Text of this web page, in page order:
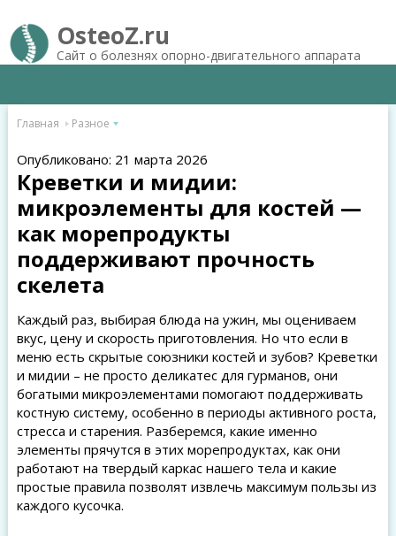
OsteoZ.ru
Сайт о болезнях опорно-двигательного аппарата
Главная Разное
Опубликовано: 21 марта 2026
Креветки и мидии:
микроэлементы для костей —
как морепродукты
поддерживают прочность
скелета
Каждый раз, выбирая блюда на ужин, мы оцениваем
вкус, цену и скорость приготовления. Но что если в
меню есть скрытые союзники костей и зубов? Креветки
и мидии – не просто деликатес для гурманов, они
богатыми микроэлементами помогают поддерживать
костную систему, особенно в периоды активного роста,
стресса и старения. Разберемся, какие именно
элементы прячутся в этих морепродуктах, как они
работают на твердый каркас нашего тела и какие
простые правила позволят извлечь максимум пользы из
каждого кусочка.